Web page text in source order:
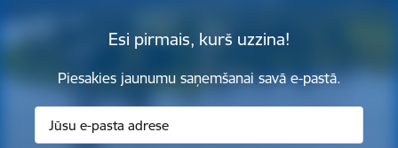
Esi pirmais, kurš uzzina!
Piesakies jaunumu saņemšanai savā e-pastā.